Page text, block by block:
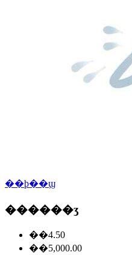
��ϸ��ϣ
������ʒ
��4.50
��5,000.00